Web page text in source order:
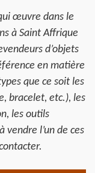
œuvre dans le
à Saint Affrique
d’objets
en matière
que ce soit les
bracelet, etc.), les
les outils
vendre l’un de ces